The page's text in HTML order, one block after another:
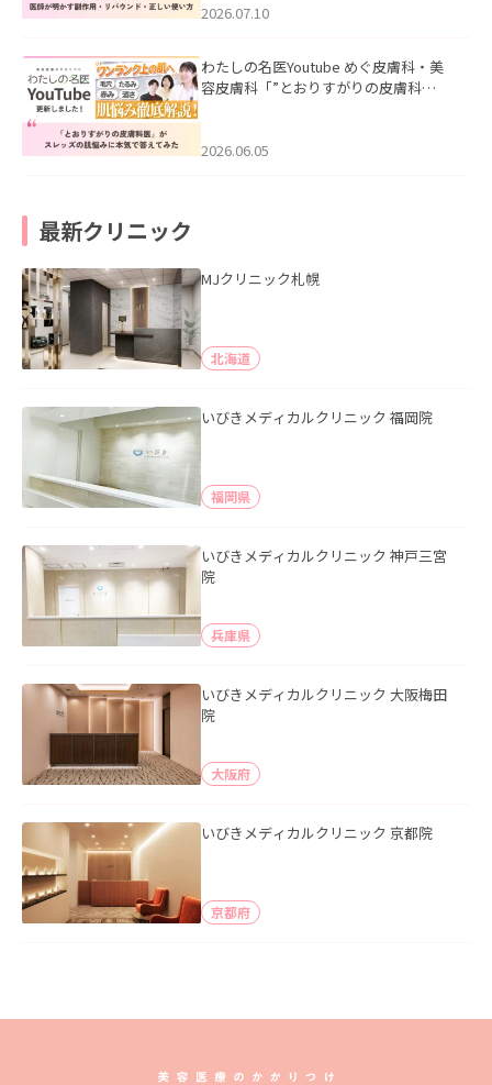
た。
2026.07.10
わたしの名医Youtube めぐ皮膚科・美
容皮膚科「”とおりすがりの皮膚科
2026.06.05
最新クリニック
MJクリニック札幌
北海道
いびきメディカルクリニック 福岡院
福岡県
いびきメディカルクリニック 神戸三宮
院
兵庫県
いびきメディカルクリニック 大阪梅田
院
大阪府
いびきメディカルクリニック 京都院
京都府